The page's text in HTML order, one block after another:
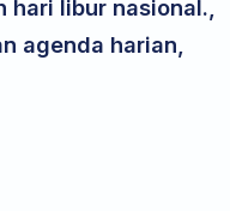
libur nasional.,
agenda harian,